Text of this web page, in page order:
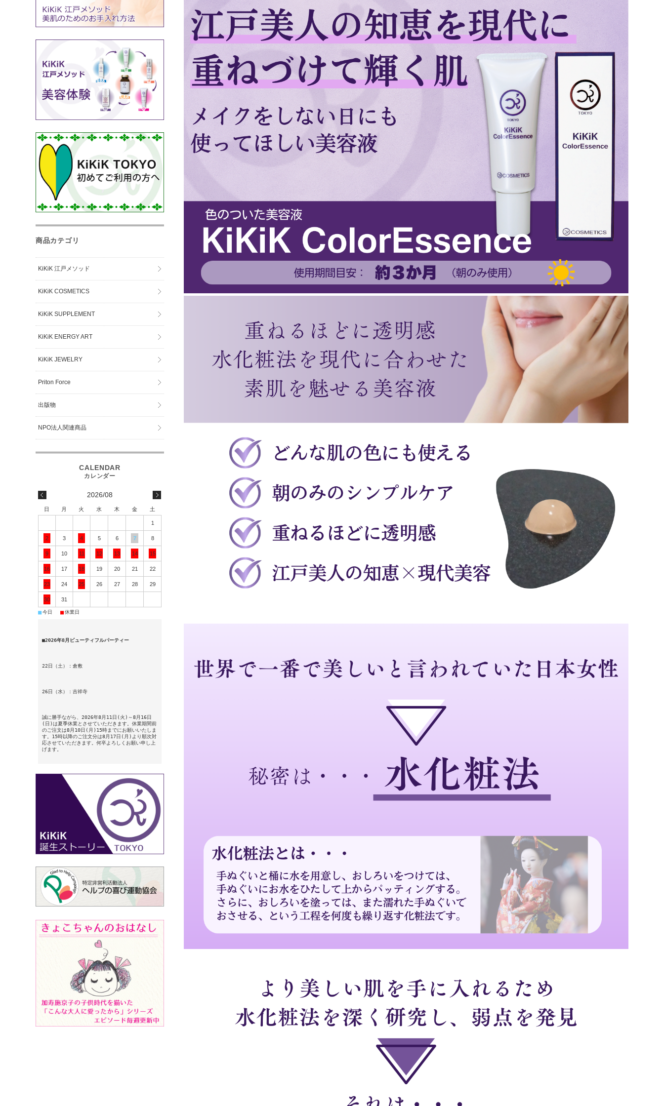
商品カテゴリ
KiKiK 江戸メソッド
KiKiK COSMETICS
KiKiK SUPPLEMENT
KiKiK ENERGY ART
KiKiK JEWELRY
Priton Force
出版物
NPO法人関連商品
2026/08
日 月 火 水 木 金 土
1
2 3 4 5 6 7 8
9 10 11 12 13 14 15
16 17 18 19 20 21 22
23 24 25 26 27 28 29
30 31
■今日 ■休業日
■2026年8月ビューティフルパーティー
22日（土）：倉敷
26日（水）：吉祥寺
誠に勝手ながら、2026年8月11日(火)～8月16日
(日)は夏季休業とさせていただきます。休業期間前
のご注文は8月10日(月)15時までにお願いいたしま
す。15時以降のご注文分は8月17日(月)より順次対
応させていただきます。何卒よろしくお願い申し上
げます。